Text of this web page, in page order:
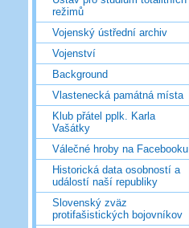
režimů
Vojenský ústřední archiv
Vojenství
Background
Vlastenecká památná místa
Klub přátel pplk. Karla
Vašátky
Válečné hroby na Facebooku
Historická data osobností a
událostí naší republiky
Slovenský zväz
protifašistických bojovníkov